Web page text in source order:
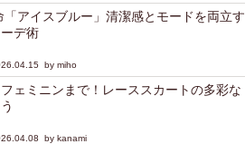
「アイスブルー」清潔感とモードを両立す
デ術
by miho
ェミニンまで！レーススカートの多彩な
by kanami